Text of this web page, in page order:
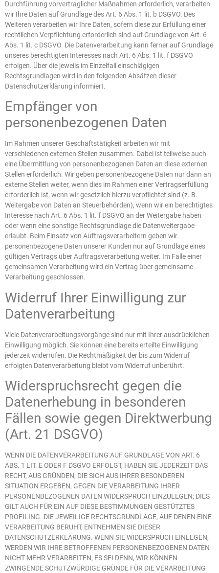
Durchführung vorvertraglicher Maßnahmen erforderlich, verarbeiten
wir Ihre Daten auf Grundlage des Art. 6 Abs. 1 lit. b DSGVO. Des
Weiteren verarbeiten wir Ihre Daten, sofern diese zur Erfüllung einer
rechtlichen Verpflichtung erforderlich sind auf Grundlage von Art. 6
Abs. 1 lit. c DSGVO. Die Datenverarbeitung kann ferner auf Grundlage
unseres berechtigten Interesses nach Art. 6 Abs. 1 lit. f DSGVO
erfolgen. Über die jeweils im Einzelfall einschlägigen
Rechtsgrundlagen wird in den folgenden Absätzen dieser
Datenschutzerklärung informiert.
Empfänger von
personenbezogenen Daten
Im Rahmen unserer Geschäftstätigkeit arbeiten wir mit
verschiedenen externen Stellen zusammen. Dabei ist teilweise auch
eine Übermittlung von personenbezogenen Daten an diese externen
Stellen erforderlich. Wir geben personenbezogene Daten nur dann an
externe Stellen weiter, wenn dies im Rahmen einer Vertragserfüllung
erforderlich ist, wenn wir gesetzlich hierzu verpflichtet sind (z. B.
Weitergabe von Daten an Steuerbehörden), wenn wir ein berechtigtes
Interesse nach Art. 6 Abs. 1 lit. f DSGVO an der Weitergabe haben
oder wenn eine sonstige Rechtsgrundlage die Datenweitergabe
erlaubt. Beim Einsatz von Auftragsverarbeitern geben wir
personenbezogene Daten unserer Kunden nur auf Grundlage eines
gültigen Vertrags über Auftragsverarbeitung weiter. Im Falle einer
gemeinsamen Verarbeitung wird ein Vertrag über gemeinsame
Verarbeitung geschlossen.
Widerruf Ihrer Einwilligung zur
Datenverarbeitung
Viele Datenverarbeitungsvorgänge sind nur mit Ihrer ausdrücklichen
Einwilligung möglich. Sie können eine bereits erteilte Einwilligung
jederzeit widerrufen. Die Rechtmäßigkeit der bis zum Widerruf
erfolgten Datenverarbeitung bleibt vom Widerruf unberührt.
Widerspruchsrecht gegen die
Datenerhebung in besonderen
Fällen sowie gegen Direktwerbung
(Art. 21 DSGVO)
WENN DIE DATENVERARBEITUNG AUF GRUNDLAGE VON ART. 6
ABS. 1 LIT. E ODER F DSGVO ERFOLGT, HABEN SIE JEDERZEIT DAS
RECHT, AUS GRÜNDEN, DIE SICH AUS IHRER BESONDEREN
SITUATION ERGEBEN, GEGEN DIE VERARBEITUNG IHRER
PERSONENBEZOGENEN DATEN WIDERSPRUCH EINZULEGEN; DIES
GILT AUCH FÜR EIN AUF DIESE BESTIMMUNGEN GESTÜTZTES
PROFILING. DIE JEWEILIGE RECHTSGRUNDLAGE, AUF DENEN EINE
VERARBEITUNG BERUHT, ENTNEHMEN SIE DIESER
DATENSCHUTZERKLÄRUNG. WENN SIE WIDERSPRUCH EINLEGEN,
WERDEN WIR IHRE BETROFFENEN PERSONENBEZOGENEN DATEN
NICHT MEHR VERARBEITEN, ES SEI DENN, WIR KÖNNEN
ZWINGENDE SCHUTZWÜRDIGE GRÜNDE FÜR DIE VERARBEITUNG